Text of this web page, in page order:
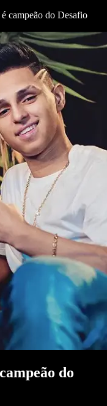
campeão do Desafio
do